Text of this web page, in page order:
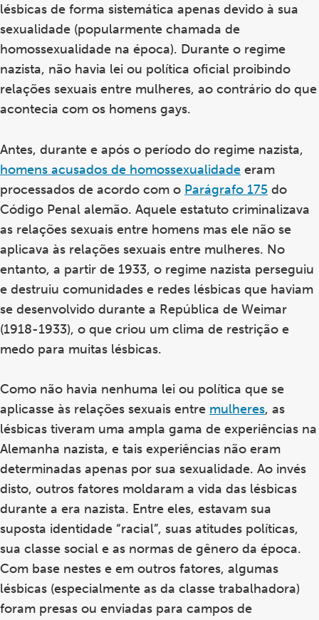
lésbicas de forma sistemática apenas devido à sua
sexualidade (popularmente chamada de
homossexualidade na época). Durante o regime
nazista, não havia lei ou política oficial proibindo
relações sexuais entre mulheres, ao contrário do que
acontecia com os homens gays.
Antes, durante e após o período do regime nazista,
homens acusados de homossexualidade eram
processados de acordo com o Parágrafo 175 do
Código Penal alemão. Aquele estatuto criminalizava
as relações sexuais entre homens mas ele não se
aplicava às relações sexuais entre mulheres. No
entanto, a partir de 1933, o regime nazista perseguiu
e destruiu comunidades e redes lésbicas que haviam
se desenvolvido durante a República de Weimar
(1918-1933), o que criou um clima de restrição e
medo para muitas lésbicas.
Como não havia nenhuma lei ou política que se
aplicasse às relações sexuais entre mulheres, as
lésbicas tiveram uma ampla gama de experiências na
Alemanha nazista, e tais experiências não eram
determinadas apenas por sua sexualidade. Ao invés
disto, outros fatores moldaram a vida das lésbicas
durante a era nazista. Entre eles, estavam sua
suposta identidade “racial”, suas atitudes políticas,
sua classe social e as normas de gênero da época.
Com base nestes e em outros fatores, algumas
lésbicas (especialmente as da classe trabalhadora)
foram presas ou enviadas para campos de